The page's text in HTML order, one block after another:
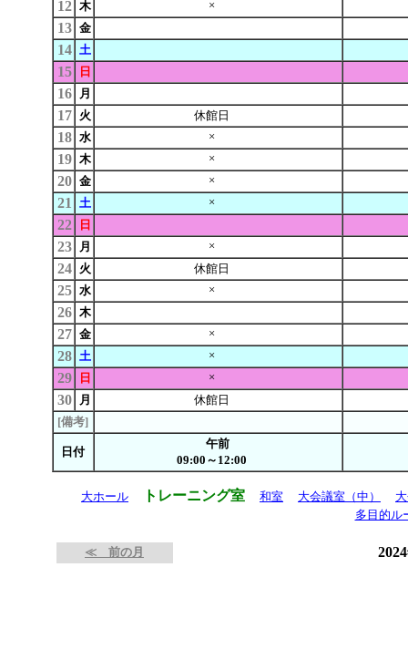
12 木 ×
13 金
14 土
15 日
16 月
17 火 休館日
18 水 ×
19 木 ×
20 金 ×
21 土 ×
22 日
23 月 ×
24 火 休館日
25 水 ×
26 木
27 金 ×
28 土 ×
29 日 ×
30 月
休館日
[備考]
日付
午前
09:00～12:00
大ホール トレーニング室 和室 大会議室（中）
多目的ル
≪ 前の月